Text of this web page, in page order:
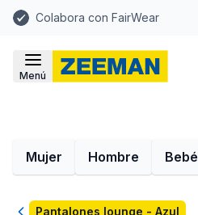
Colabora con FairWear
Menú
Mujer Hombre Bebé
Pantalones lounge - Azul